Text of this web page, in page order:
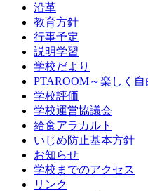
沿革
教育方針
行事予定
説明学習
学校だより
PTAROOM～楽しく
学校評価
学校運営協議会
給食アラカルト
いじめ防止基本方針
お知らせ
学校までのアクセス
リンク